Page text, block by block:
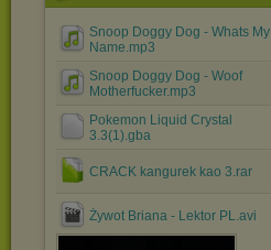
Snoop Doggy Dog - Whats My
Name.mp3
Snoop Doggy Dog - Woof
Motherfucker.mp3
Pokemon Liquid Crystal
3.3(1).gba
CRACK kangurek kao 3.rar
Żywot Briana - Lektor PL.avi